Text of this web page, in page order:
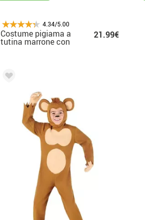
4.34/5.00
Costume pigiama a
tutina marrone con
21.99€